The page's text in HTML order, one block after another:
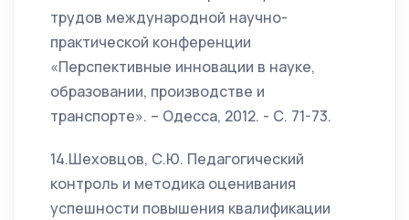
трудов международной научно-
практической конференции
«Перспективные инновации в науке,
образовании, производстве и
транспорте». – Одесса, 2012. - С. 71-73.
14.Шеховцов, С.Ю. Педагогический
контроль и методика оценивания
успешности повышения квалификации